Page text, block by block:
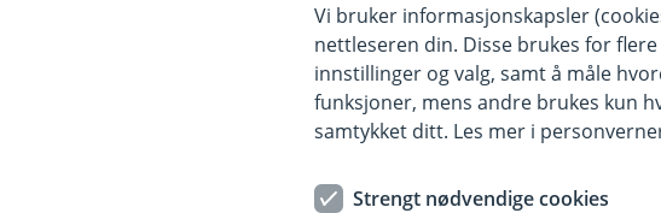
Ka gjør du der?
Nå kan det være at din lokale sparebank
det støtteapparat i ryggen. Eika Gruppen,
er til sammen 40 banker med mange
Vi bruker informasjonskapsler
nettleseren din. Disse brukes for
innstillinger og valg, samt å måle
funksjoner, mens andre brukes kun
samtykket ditt. Les mer i
Strengt nødvendige cookies